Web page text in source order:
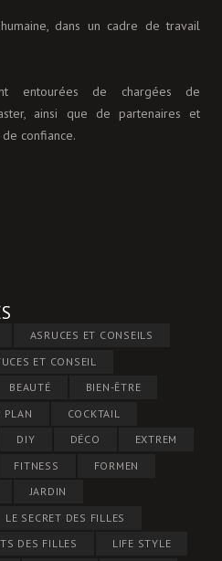
dans un cadre de travail
entourées de chargées de
ainsi que de partenaires et
confiance.
ASRUCES ET CONSEILS
ET CONSEIL
BEAUTÉ
BIEN-ÊTRE
PLAN
COCKTAIL
DIY DÉCO
EXTREM
FITNESS
FORMEN
JARDIN
LE SECRET DES FILLES
DES FILLES
LIFE STYLE